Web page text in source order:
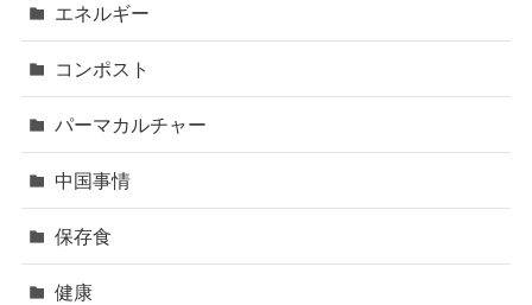
エネルギー
コンポスト
パーマカルチャー
中国事情
保存食
健康